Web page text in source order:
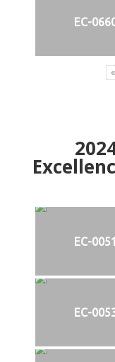
EC-
«
EC-0051
EC-